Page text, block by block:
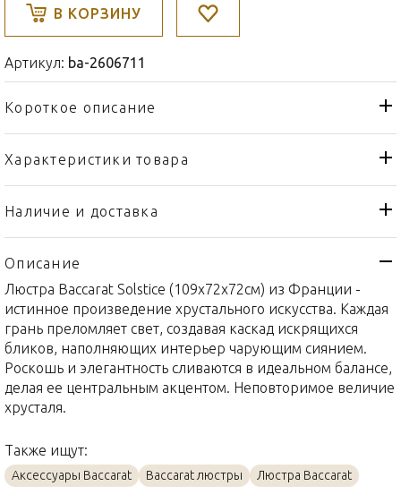
В КОРЗИНУ
Артикул: ba-2606711
Короткое описание
Характеристики товара
Тип товара
Люстра
Бренд
Коллекция
Solstice
Страна производителя
Материал
Хрусталь
Объем / Размер
109 x 72 x 72см
Наличие и доставка
Описание
Люстра Baccarat Solstice (109x72x72см) из Франции -
истинное произведение хрустального искусства. Каждая
грань преломляет свет, создавая каскад искрящихся
бликов, наполняющих интерьер чарующим сиянием.
Роскошь и элегантность сливаются в идеальном балансе,
делая ее центральным акцентом. Неповторимое величие
хрусталя.
Также ищут:
Аксессуары Baccarat Baccarat люстры Люстра Baccarat